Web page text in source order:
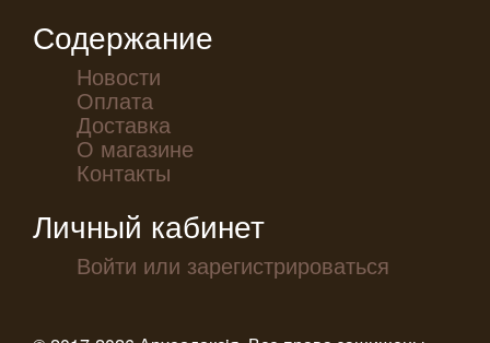
Содержание
Новости
Оплата
Доставка
О магазине
Контакты
Личный кабинет
Войти или зарегистрироваться